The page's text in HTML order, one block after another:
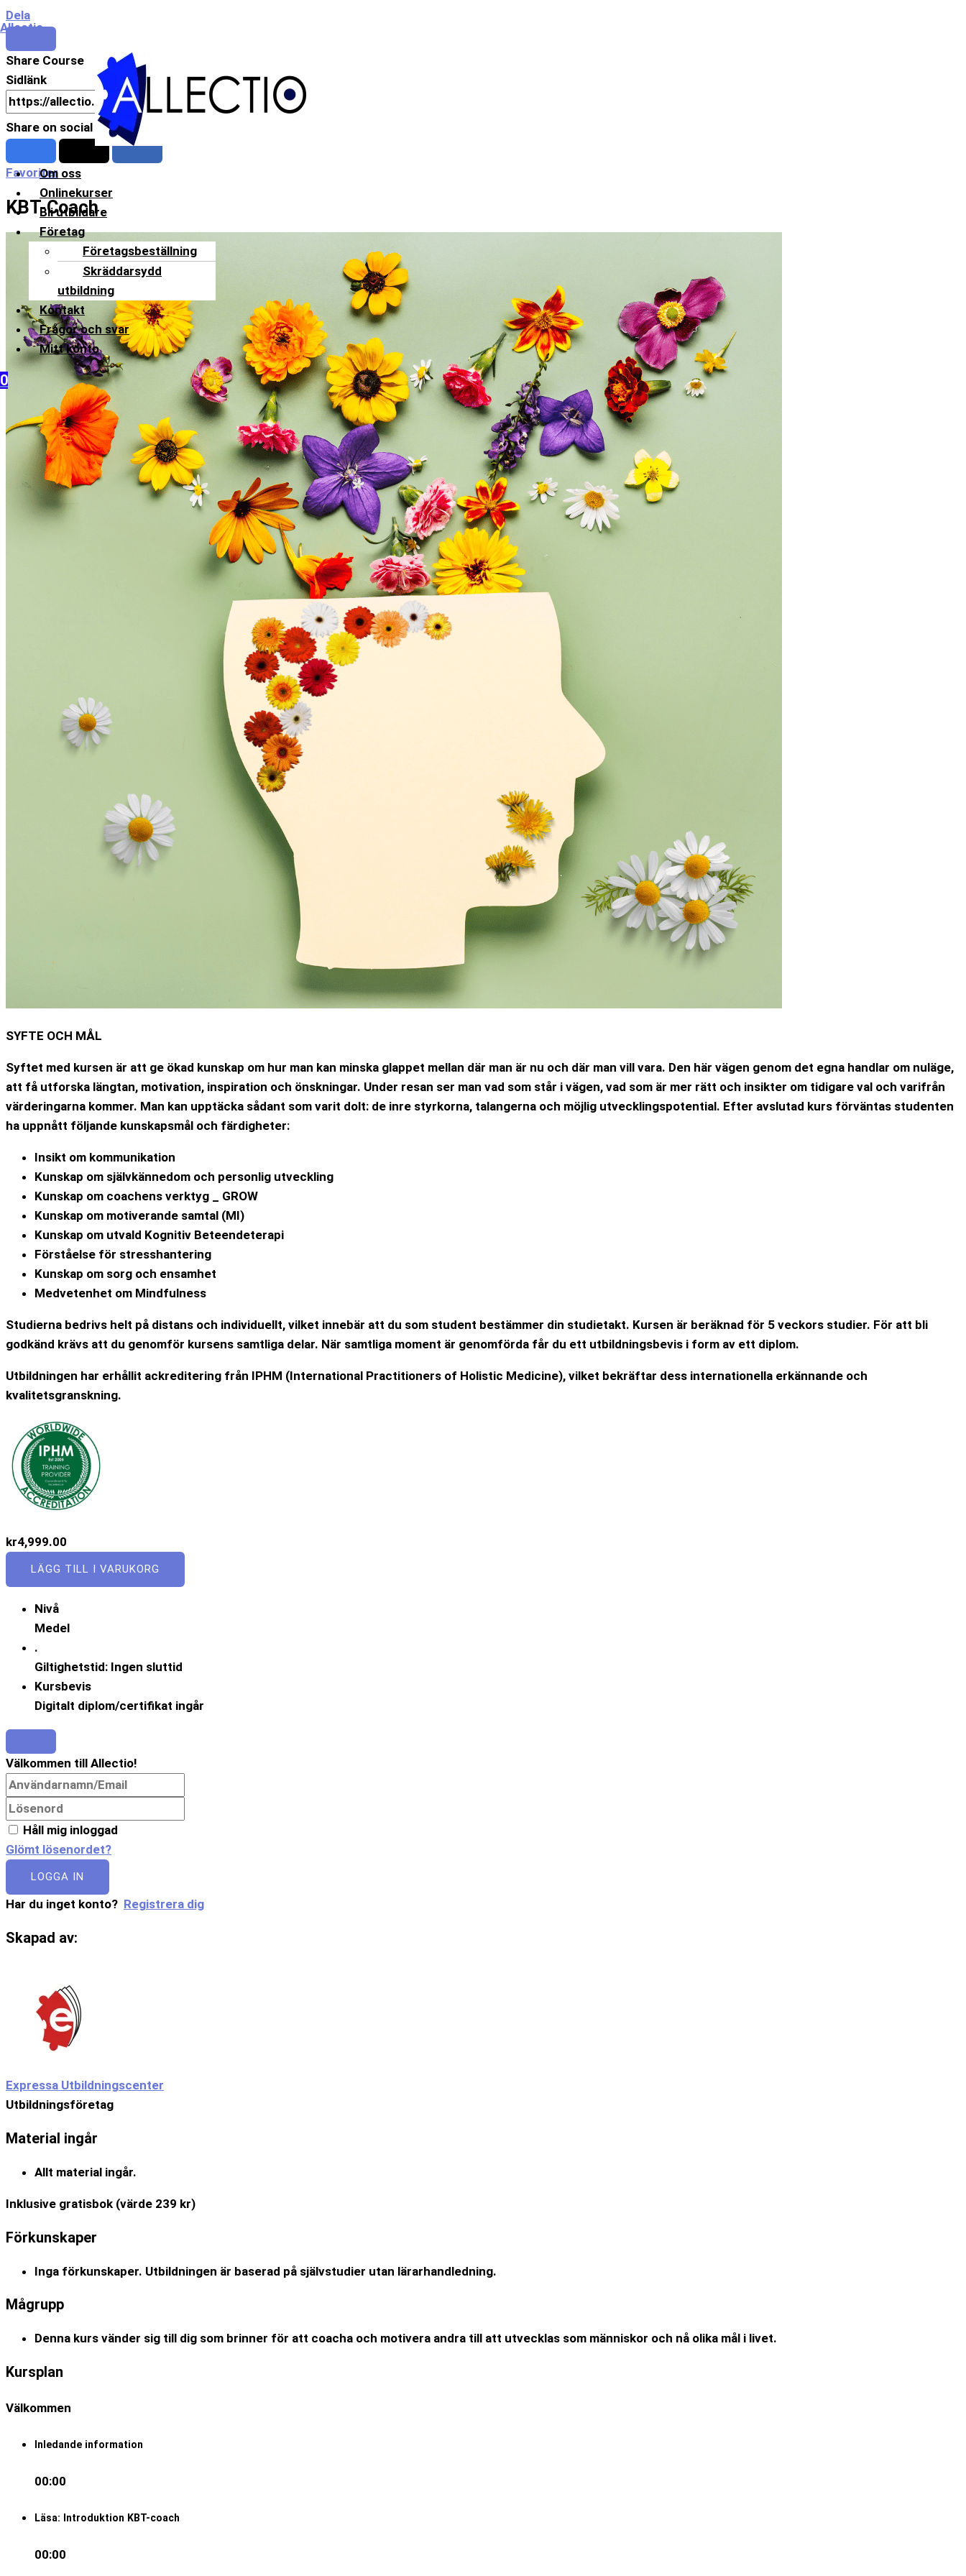
Hoppa
till
innehåll
Allectio
Meny
Om oss
Onlinekurser
Bli utbildare
Företag
Företagsbeställning
Skräddarsydd
utbildning
Kontakt
Frågor och svar
Mitt konto
0
Dela
Share Course
Sidlänk
Share on social media
Favoriter
KBT-Coach
SYFTE OCH MÅL
Syftet med kursen är att ge ökad kunskap om hur man kan minska glappet mellan där man är nu och där man vill vara. Den här vägen genom det egna handlar om nuläge,
att få utforska längtan, motivation, inspiration och önskningar. Under resan ser man vad som står i vägen, vad som är mer rätt och insikter om tidigare val och varifrån
värderingarna kommer. Man kan upptäcka sådant som varit dolt: de inre styrkorna, talangerna och möjlig utvecklingspotential. Efter avslutad kurs förväntas studenten
ha uppnått följande kunskapsmål och färdigheter:
Insikt om kommunikation
Kunskap om självkännedom och personlig utveckling
Kunskap om coachens verktyg _ GROW
Kunskap om motiverande samtal (MI)
Kunskap om utvald Kognitiv Beteendeterapi
Förståelse för stresshantering
Kunskap om sorg och ensamhet
Medvetenhet om Mindfulness
Studierna bedrivs helt på distans och individuellt, vilket innebär att du som student bestämmer din studietakt. Kursen är beräknad för 5 veckors studier. För att bli
godkänd krävs att du genomför kursens samtliga delar. När samtliga moment är genomförda får du ett utbildningsbevis i form av ett diplom.
Utbildningen har erhållit ackreditering från IPHM (International Practitioners of Holistic Medicine), vilket bekräftar dess internationella erkännande och
kvalitetsgranskning.
kr4,999.00
LÄGG TILL I VARUKORG
Nivå
Medel
.
Giltighetstid: Ingen sluttid
Kursbevis
Digitalt diplom/certifikat ingår
Välkommen till Allectio!
Håll mig inloggad
Glömt lösenordet?
LOGGA IN
Har du inget konto? Registrera dig
Skapad av:
Expressa Utbildningscenter
Utbildningsföretag
Material ingår
Allt material ingår.
Inklusive gratisbok (värde 239 kr)
Förkunskaper
Inga förkunskaper. Utbildningen är baserad på självstudier utan lärarhandledning.
Mågrupp
Denna kurs vänder sig till dig som brinner för att coacha och motivera andra till att utvecklas som människor och nå olika mål i livet.
Kursplan
Välkommen
Inledande information
00:00
Läsa: Introduktion KBT-coach
00:00